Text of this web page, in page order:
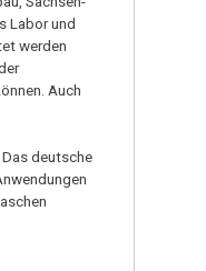
Labor und
werden
Auch
Das deutsche